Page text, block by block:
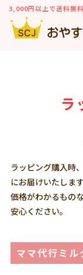
3,000円以上で送料無料
ラ
ラッピング購入時
にお届けいたします
価格がわかるもの
安心ください。
ママ代行ミ